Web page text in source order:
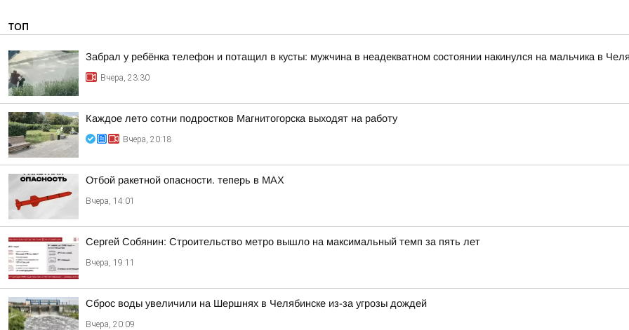
ТОП
Забрал у ребёнка телефон и потащил в кусты: мужчина в неадекватном состоянии накинулся на мальчика в
Вчера, 23:30
Каждое лето сотни подростков Магнитогорска выходят на работу
Вчера, 20:18
Отбой ракетной опасности. теперь в MAX
Вчера, 14:01
Сергей Собянин: Строительство метро вышло на максимальный темп за пять лет
Вчера, 19:11
Сброс воды увеличили на Шершнях в Челябинске из-за угрозы дождей
Вчера, 20:09